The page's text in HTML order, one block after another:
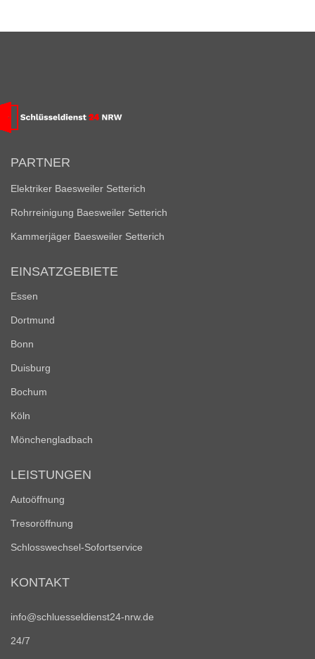
PARTNER
Elektriker Baesweiler Setterich
Rohrreinigung Baesweiler Setterich
Kammerjäger Baesweiler Setterich
EINSATZGEBIETE
Essen
Dortmund
Bonn
Duisburg
Bochum
Köln
Mönchengladbach
LEISTUNGEN
Autoöffnung
Tresoröffnung
Schlosswechsel-Sofortservice
KONTAKT
info@schluesseldienst24-nrw.de
24/7